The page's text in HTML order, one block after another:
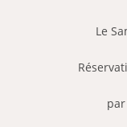
Le